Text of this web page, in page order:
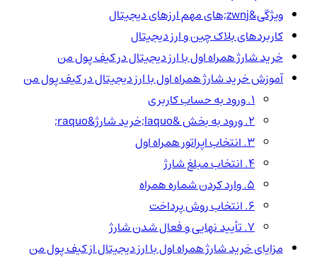
ویژگی&zwnj;های مهم ارزهای دیجیتال
کاربردهای بلاک چین و ارز دیجیتال
خرید شارژ همراه اول با ارز دیجیتال در کیف پول من
آموزش خرید شارژ همراه اول با ارز دیجیتال در کیف پول من
2. ورود به بخش &laquo;خرید شارژ&raquo;
3. انتخاب اپراتور همراه اول
4. انتخاب مبلغ شارژ
5. وارد کردن شماره همراه
6. انتخاب روش پرداخت
7. تأیید نهایی و فعال شدن شارژ
مزایای خرید شارژ همراه اول با ارز دیجیتال از کیف پول من